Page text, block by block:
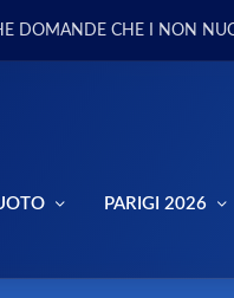
DOMANDE CHE I NON
PARIGI 2026